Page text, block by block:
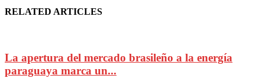
RELATED ARTICLES
La apertura del mercado brasileño a la energía
paraguaya marca un...